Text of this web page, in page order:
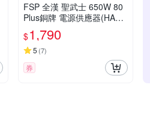
FSP 全漢 聖武士 650W 80
Plus銅牌 電源供應器(HA65
$1,790
5 (7)
券